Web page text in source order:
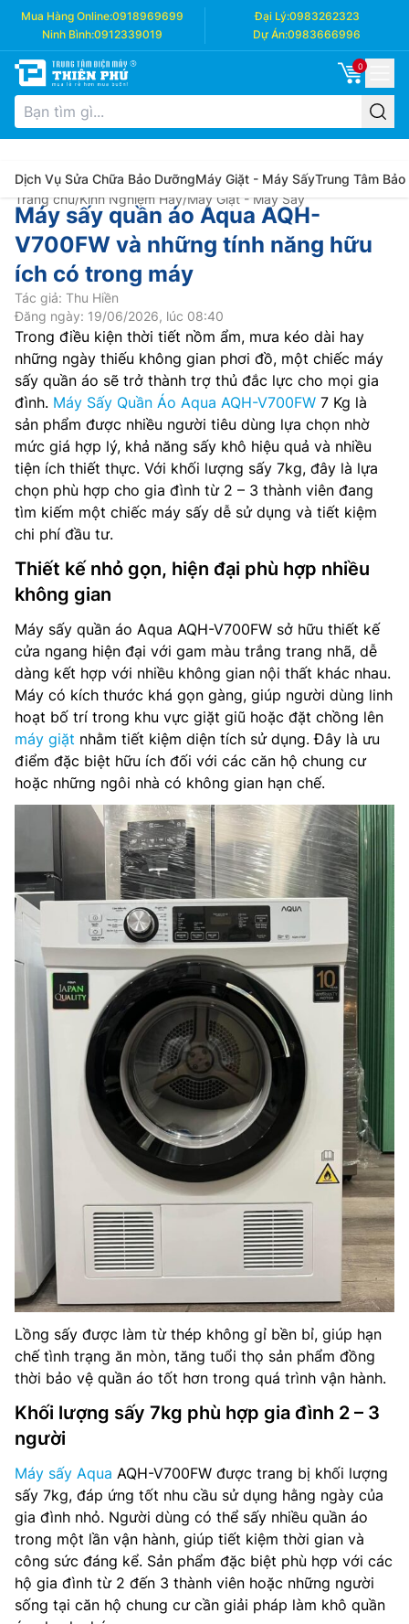
Mua Hàng Online:0918969699 Đại Lý:0983262323
Ninh Bình:0912339019 Dự Án:0983666996
0
Dịch Vụ Sửa Chữa Bảo DưỡngMáy Giặt - Máy SấyTrung Tâm Bảo
Trang chủ/Kinh Nghiệm Hay/Máy Giặt - Máy Sấy
Máy sấy quần áo Aqua AQH-
V700FW và những tính năng hữu
ích có trong máy
Tác giả: Thu Hiền
Đăng ngày: 19/06/2026, lúc 08:40
Trong điều kiện thời tiết nồm ẩm, mưa kéo dài hay
những ngày thiếu không gian phơi đồ, một chiếc máy
sấy quần áo sẽ trở thành trợ thủ đắc lực cho mọi gia
đình. Máy Sấy Quần Áo Aqua AQH-V700FW 7 Kg là
sản phẩm được nhiều người tiêu dùng lựa chọn nhờ
mức giá hợp lý, khả năng sấy khô hiệu quả và nhiều
tiện ích thiết thực. Với khối lượng sấy 7kg, đây là lựa
chọn phù hợp cho gia đình từ 2 – 3 thành viên đang
tìm kiếm một chiếc máy sấy dễ sử dụng và tiết kiệm
chi phí đầu tư.
Thiết kế nhỏ gọn, hiện đại phù hợp nhiều
không gian
Máy sấy quần áo Aqua AQH-V700FW sở hữu thiết kế
cửa ngang hiện đại với gam màu trắng trang nhã, dễ
dàng kết hợp với nhiều không gian nội thất khác nhau.
Máy có kích thước khá gọn gàng, giúp người dùng linh
hoạt bố trí trong khu vực giặt giũ hoặc đặt chồng lên
máy giặt nhằm tiết kiệm diện tích sử dụng. Đây là ưu
điểm đặc biệt hữu ích đối với các căn hộ chung cư
hoặc những ngôi nhà có không gian hạn chế.
Lồng sấy được làm từ thép không gỉ bền bỉ, giúp hạn
chế tình trạng ăn mòn, tăng tuổi thọ sản phẩm đồng
thời bảo vệ quần áo tốt hơn trong quá trình vận hành.
Khối lượng sấy 7kg phù hợp gia đình 2 – 3
người
Máy sấy Aqua AQH-V700FW được trang bị khối lượng
sấy 7kg, đáp ứng tốt nhu cầu sử dụng hằng ngày của
gia đình nhỏ. Người dùng có thể sấy nhiều quần áo
trong một lần vận hành, giúp tiết kiệm thời gian và
công sức đáng kể. Sản phẩm đặc biệt phù hợp với các
hộ gia đình từ 2 đến 3 thành viên hoặc những người
sống tại căn hộ chung cư cần giải pháp làm khô quần